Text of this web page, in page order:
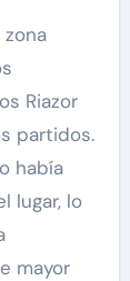
Riazor
partidos.
había
lugar, lo
mayor